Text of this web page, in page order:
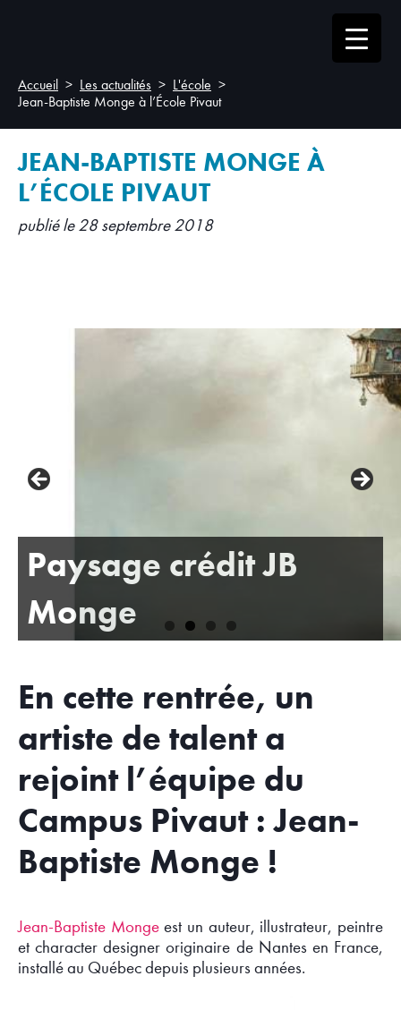
Accueil Les actualités
L'école
Jean-Baptiste Monge à l’École Pivaut
JEAN-BAPTISTE MONGE À
L’ÉCOLE PIVAUT
publié le 28 septembre 2018
Paysage crédit JB
Monge
En cette rentrée, un
artiste de talent a
rejoint l’équipe du
Campus Pivaut : Jean-
Baptiste Monge !
Jean-Baptiste Mongeest un auteur, illustrateur, peintre
et character designer originaire de Nantes en France,
installé au Québec depuis plusieurs années.